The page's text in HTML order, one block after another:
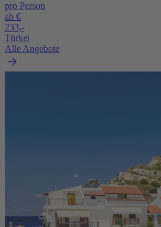
pro Person
ab €
233,-
Türkei
Alle Angebote